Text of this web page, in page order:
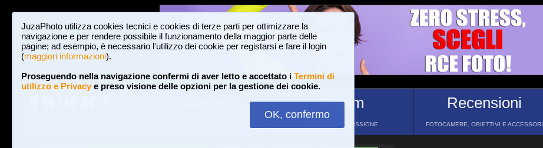
JuzaPhoto utilizza cookies tecnici e cookies di terze parti per ottimizzare la
navigazione e per rendere possibile il funzionamento della maggior parte delle
pagine; ad esempio, è necessario l'utilizzo dei cookie per registarsi e fare il login
(maggiori informazioni).
Proseguendo nella navigazione confermi di aver letto e accettato i Termini di
utilizzo e Privacye preso visione delle opzioni per la gestione dei cookie.
OK, confermo
Forum
FORUM DI DISCUSSIONE
Recensioni
FOTOCAMERE, OBIETTIVI E ACCESSORI